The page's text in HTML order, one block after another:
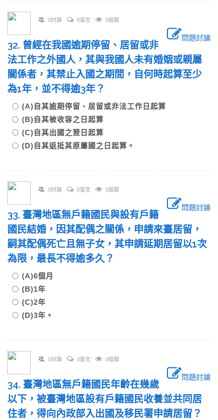
0討論 0留言 0追蹤
問題討論
32. 曾經在我國逾期停留、居留或非
法工作之外國人，其與我國人未有婚姻或親屬
關係者，其禁止入國之期間，自何時起算至少
為1年，並不得逾3年？
(A)自其逾期停留、居留或非法工作日起算
(B)自其被收容之日起算
(C)自其出國之翌日起算
(D)自其返抵其原屬國之日起算。
0討論 0留言 0追蹤
問題討論
33. 臺灣地區無戶籍國民與設有戶籍
國民結婚，因其配偶之關係，申請來臺居留，
嗣其配偶死亡且無子女，其申請延期居留以1次
為限，最長不得逾多久？
(A)6個月
(B)1年
(C)2年
(D)3年。
0討論 0留言 0追蹤
問題討論
34. 臺灣地區無戶籍國民年齡在幾歲
以下，被臺灣地區設有戶籍國民收養並共同居
住者，得向內政部入出國及移民署申請居留？